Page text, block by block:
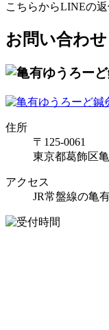
こちらからLINEの
お問い合わせ
住所
〒125-0061
東京都葛飾区
アクセス
JR常盤線の亀